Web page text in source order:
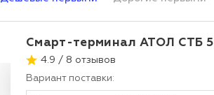
Смарт-терминал АТОЛ СТБ 5
4.9 / 8 отзывов
Вариант поставки: